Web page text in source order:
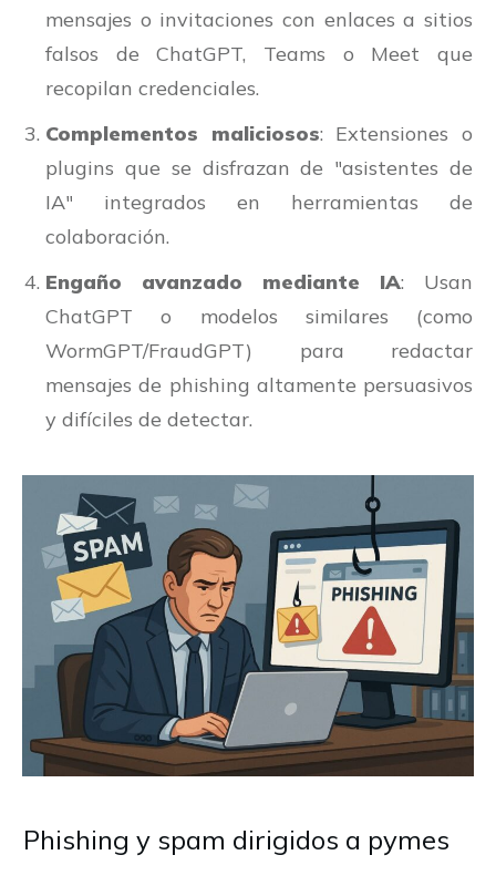
mensajes o invitaciones con enlaces a sitios
falsos de ChatGPT, Teams o Meet que
recopilan credenciales.
Complementos maliciosos: Extensiones o
plugins que se disfrazan de "asistentes de
IA" integrados en herramientas de
colaboración.
Engaño avanzado mediante IA: Usan
ChatGPT o modelos similares (como
WormGPT/FraudGPT) para redactar
mensajes de phishing altamente persuasivos
y difíciles de detectar.
Phishing y spam dirigidos a pymes